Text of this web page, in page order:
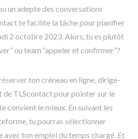
un adepte des conversations
te facilite la tâche pour planifier
2 octobre 2023. Alors, tu es plutôt
ou team “appeler et confirmer”?
ton créneau en ligne, dirige-
de TLScontact pour pointer sur le
convient le mieux. En suivant les
tu pourras sélectionner
avec ton emploi du temps chargé. Et